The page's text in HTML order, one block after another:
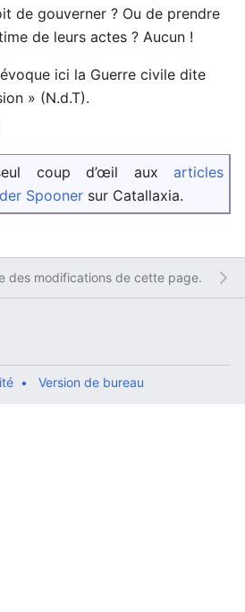
de gouverner ? Ou de prendre
de leurs actes ? Aucun !
ici la Guerre civile dite
» (N.d.T).
coup d’œil aux articles
Spooner sur Catallaxia.
des modifications de cette page.
Version de bureau